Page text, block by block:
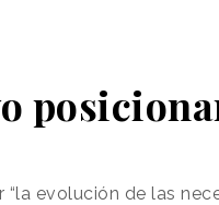
evolución de las